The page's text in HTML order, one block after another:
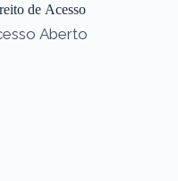
de Acesso
Aberto